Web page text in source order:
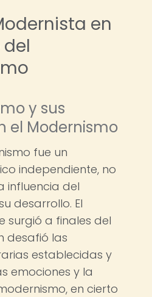
en
y sus
el Modernismo
fue un
independiente, no
influencia del
desarrollo. El
surgió a finales del
desafió las
establecidas y
emociones y la
en cierto